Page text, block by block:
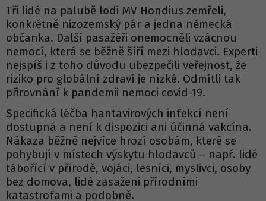
Tři lidé na palubě lodi MV Hondius zemřeli,
konkrétně nizozemský pár a jedna německá
občanka. Další pasažéři onemocněli vzácnou
nemocí, která se běžně šíří mezi hlodavci. Experti
nejspíš i z toho důvodu ubezpečili veřejnost, že
riziko pro globální zdraví je nízké. Odmítli tak
přirovnání k pandemii nemoci covid-19.
Specifická léčba hantavirových infekcí není
dostupná a není k dispozici ani účinná vakcína.
Nákaza běžně nejvíce hrozí osobám, které se
pohybují v místech výskytu hlodavců – např. lidé
tábořící v přírodě, vojáci, lesníci, myslivci, osoby
bez domova, lidé zasaženi přírodními
katastrofami a podobně.